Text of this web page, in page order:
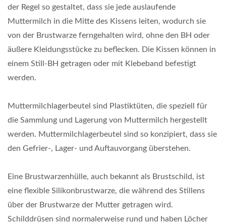
der Regel so gestaltet, dass sie jede auslaufende
Muttermilch in die Mitte des Kissens leiten, wodurch sie
von der Brustwarze ferngehalten wird, ohne den BH oder
äußere Kleidungsstücke zu beflecken. Die Kissen können in
einem Still-BH getragen oder mit Klebeband befestigt
werden.
Muttermilchlagerbeutel sind Plastiktüten, die speziell für
die Sammlung und Lagerung von Muttermilch hergestellt
werden. Muttermilchlagerbeutel sind so konzipiert, dass sie
den Gefrier-, Lager- und Auftauvorgang überstehen.
Eine Brustwarzenhülle, auch bekannt als Brustschild, ist
eine flexible Silikonbrustwarze, die während des Stillens
über der Brustwarze der Mutter getragen wird.
Schilddrüsen sind normalerweise rund und haben Löcher